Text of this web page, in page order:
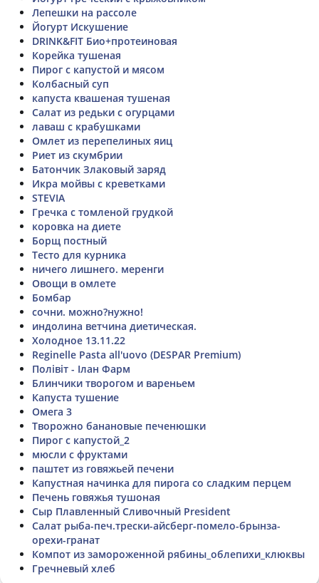
Лепешки на рассоле
Йогурт Искушение
DRINK&FIT Био+протеиновая
Корейка тушеная
Пирог с капустой и мясом
Колбасный суп
капуста квашеная тушеная
Салат из редьки с огурцами
лаваш с крабушками
Омлет из перепелиных яиц
Риет из скумбрии
Батончик Злаковый заряд
Икра мойвы с креветками
STEVIA
Гречка с томленой грудкой
коровка на диете
Борщ постный
Тесто для курника
ничего лишнего. меренги
Овощи в омлете
Бомбар
сочни. можно?нужно!
индолина ветчина диетическая.
Холодное 13.11.22
Reginelle Pasta all'uovo (DESPAR Premium)
Полівіт - Ілан Фарм
Блинчики творогом и вареньем
Капуста тушение
Омега 3
Творожно банановые печенюшки
Пирог с капустой_2
мюсли с фруктами
паштет из говяжьей печени
Капустная начинка для пирога со сладким перцем
Печень говяжья тушоная
Сыр Плавленный Сливочный President
Салат рыба-печ.трески-айсберг-помело-брынза-
орехи-гранат
Компот из замороженной рябины_облепихи_клюквы
Гречневый хлеб